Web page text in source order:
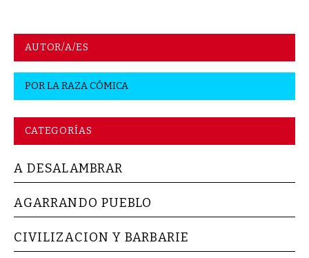
AUTOR/A/ES
PORLA RAZA CÓMICA
CATEGORÍAS
A DESALAMBRAR
AGARRANDO PUEBLO
CIVILIZACION Y BARBARIE